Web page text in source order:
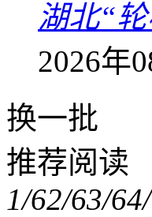
湖北“
2026年
换一批
推荐阅读
1/62/63/6